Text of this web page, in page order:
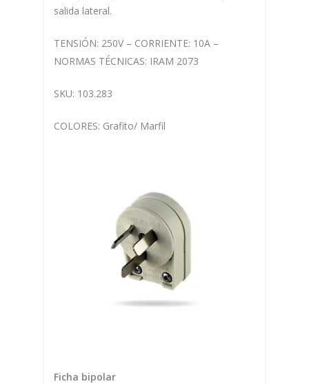
salida lateral.
TENSIÓN: 250V – CORRIENTE: 10A –
NORMAS TÉCNICAS: IRAM 2073
SKU: 103.283
COLORES: Grafito/ Marfil
Ficha bipolar